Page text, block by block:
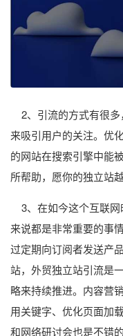
2、引流的方式有很多
来吸引用户的关注。优
的网站在搜索引擎中能
所帮助，愿你的独立站
3、在如今这个互联网
来说都是非常重要的事
过定期向订阅者发送产
站，外贸独立站引流是
略来持续推进。内容营
用关键字、优化页面加
和网络研讨会也是不错